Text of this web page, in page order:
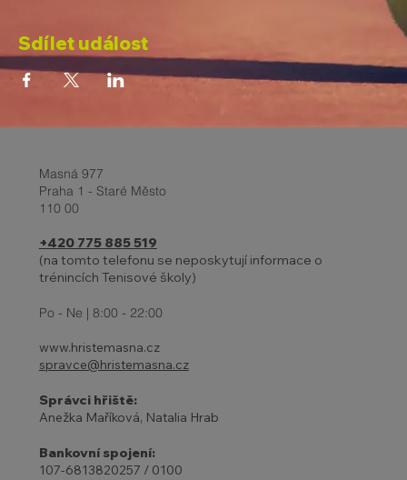
Sdílet událost
Masná 977
Praha 1 - Staré Město
110 00
+420 775 885 519
(na tomto telefonu se neposkytují informace o
trénincích Tenisové školy)
Po - Ne | 8:00 - 22:00
www.hristemasna.cz
spravce@hristemasna.cz
Správci hřiště:
Anežka Maříková, Natalia Hrab
Bankovní spojení:
107-6813820257 / 0100